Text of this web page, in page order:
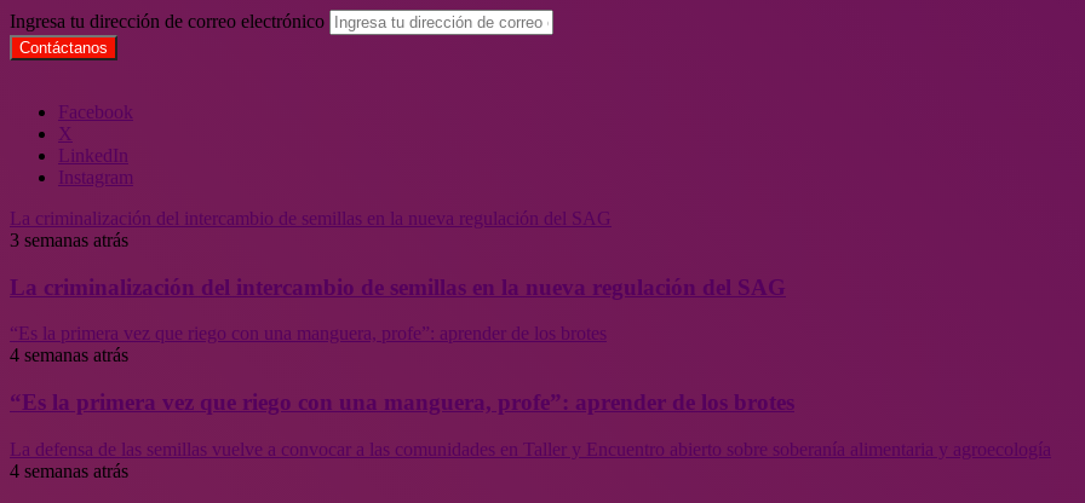
Ingresa tu dirección de correo electrónico
Facebook
X
LinkedIn
Instagram
La criminalización del intercambio de semillas en la nueva regulación del SAG
3 semanas atrás
La criminalización del intercambio de semillas en la nueva regulación del SAG
“Es la primera vez que riego con una manguera, profe”: aprender de los brotes
4 semanas atrás
“Es la primera vez que riego con una manguera, profe”: aprender de los brotes
La defensa de las semillas vuelve a convocar a las comunidades en Taller y Encuentro abierto sobre soberanía alimentaria y agroecología
4 semanas atrás